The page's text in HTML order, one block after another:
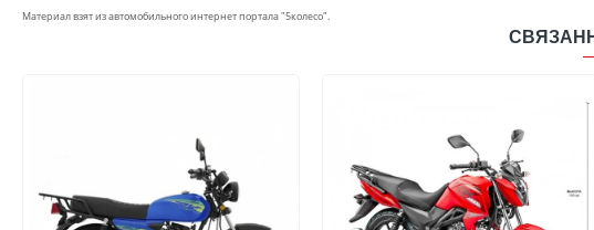
Материал взят из автомобильного интернет портала "5колесо".